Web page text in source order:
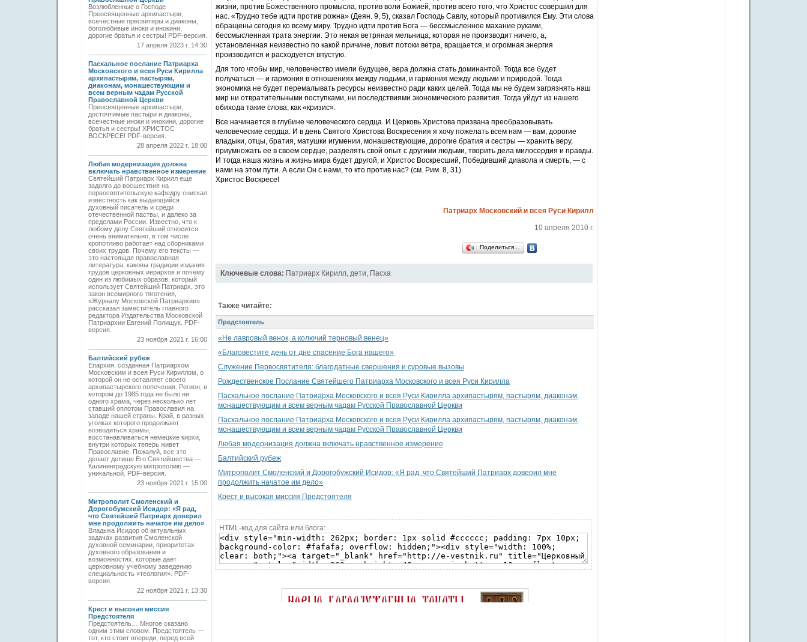
Возлюбленные о Господе
Преосвященные архипастыри,
всечестные пресвитеры и диаконы,
боголюбивые иноки и инокини,
дорогие братья и сестры! PDF-версия.
17 апреля 2023 г. 14:30
Пасхальное послание Патриарха
Московского и всея Руси Кирилла
архипастырям, пастырям,
диаконам, монашествующим и
всем верным чадам Русской
Православной Церкви
Преосвященные архипастыри,
досточтимые пастыри и диаконы,
всечестные иноки и инокини, дорогие
братья и сестры! ХРИСТОС
ВОСКРЕСЕ! PDF-версия.
28 апреля 2022 г. 18:00
Любая модернизация должна
включать нравственное измерение
Святейший Патриарх Кирилл еще
задолго до восшествия на
первосвятительскую кафедру снискал
известность как выдающийся
духовный писатель и среди
отечественной паствы, и далеко за
пределами России. Известно, что к
любому делу Святейший относится
очень внимательно, в том числе
кропотливо работает над сборниками
своих трудов. Почему его тексты —
это настоящая православная
литература, каковы традиции издания
трудов церковных иерархов и почему
один из любимых образов, который
использует Святейший Патриарх, это
закон всемирного тяготения,
«Журналу Московской Патриархии»
рассказал заместитель главного
редактора Издательства Московской
Патриархии Евгений Полищук. PDF-
версия.
23 ноября 2021 г. 16:00
Балтийский рубеж
Епархия, созданная Патриархом
Московским и всея Руси Кириллом, о
которой он не оставляет своего
архипастырского попечения. Регион, в
котором до 1985 года не было ни
одного храма, через несколько лет
ставший оплотом Православия на
западе нашей страны. Край, в разных
уголках которого продолжают
возводиться храмы,
восстанавливаться немецкие кирхи,
внутри которых теперь живет
Православие. Пожалуй, все это
делает детище Его Святейшества —
Калининградскую митрополию —
уникальной. PDF-версия.
23 ноября 2021 г. 15:00
Митрополит Смоленский и
Дорогобужский Исидор: «Я рад,
что Святейший Патриарх доверил
мне продолжить начатое им дело»
Владыка Исидор об актуальных
задачах развития Смоленской
духовной семинарии, приоритетах
духовного образования и
возможностях, которые дает
церковному учебному заведению
специальность «теология». PDF-
версия.
22 ноября 2021 г. 13:30
Крест и высокая миссия
Предстоятеля
Предстоятель… Многое сказано
одним этим словом. Предстоятель —
тот, кто стоит впереди, перед всей
жизни, против Божественного промысла, против воли Божией, против всего того, что Христос совершил для
нас. «Трудно тебе идти против рожна» (Деян. 9, 5), сказал Господь Савлу, который противился Ему. Эти слова
обращены сегодня ко всему миру. Трудно идти против Бога — бессмысленное махание руками,
бессмысленная трата энергии. Это некая ветряная мельница, которая не производит ничего, а,
установленная неизвестно по какой причине, ловит потоки ветра, вращается, и огромная энергия
производится и расходуется впустую.
Для того чтобы мир, человечество имели будущее, вера должна стать доминантой. Тогда все будет
получаться — и гармония в отношениях между людьми, и гармония между людьми и природой. Тогда
экономика не будет перемалывать ресурсы неизвестно ради каких целей. Тогда мы не будем загрязнять наш
мир ни отвратительными поступками, ни последствиями экономического развития. Тогда уйдут из нашего
обихода такие слова, как «кризис».
Все начинается в глубине человеческого сердца. И Церковь Христова призвана преобразовывать
человеческие сердца. И в день Святого Христова Воскресения я хочу пожелать всем нам — вам, дорогие
владыки, отцы, братия, матушки игумении, монашествующие, дорогие братия и сестры — хранить веру,
приумножать ее в своем сердце, разделять свой опыт с другими людьми, творить дела милосердия и правды.
И тогда наша жизнь и жизнь мира будет другой, и Христос Воскресший, Победивший диавола и смерть, — с
нами на этом пути. А если Он с нами, то кто против нас? (см. Рим. 8, 31).
Христос Воскресе!
Патриарх Московский и всея Руси Кирилл
10 апреля 2010 г.
Поделиться…
Ключевые слова: Патриарх Кирилл, дети, Пасха
Также читайте:
Предстоятель
«Не лавровый венок, а колючий терновый венец»
«Благовестите день от дне спасение Бога нашего»
Служение Первосвятителя: благодатные свершения и суровые вызовы
Рождественское Послание Святейшего Патриарха Московского и всея Руси Кирилла
Пасхальное послание Патриарха Московского и всея Руси Кирилла архипастырям, пастырям, диаконам,
монашествующим и всем верным чадам Русской Православной Церкви
Пасхальное послание Патриарха Московского и всея Руси Кирилла архипастырям, пастырям, диаконам,
монашествующим и всем верным чадам Русской Православной Церкви
Любая модернизация должна включать нравственное измерение
Балтийский рубеж
Митрополит Смоленский и Дорогобужский Исидор: «Я рад, что Святейший Патриарх доверил мне
продолжить начатое им дело»
Крест и высокая миссия Предстоятеля
HTML-код для сайта или блога: